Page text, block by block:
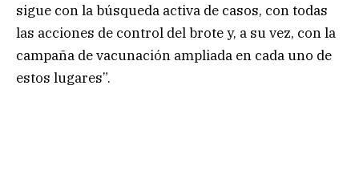
sigue con la búsqueda activa de casos, con todas
las acciones de control del brote y, a su vez, con la
campaña de vacunación ampliada en cada uno de
estos lugares”.